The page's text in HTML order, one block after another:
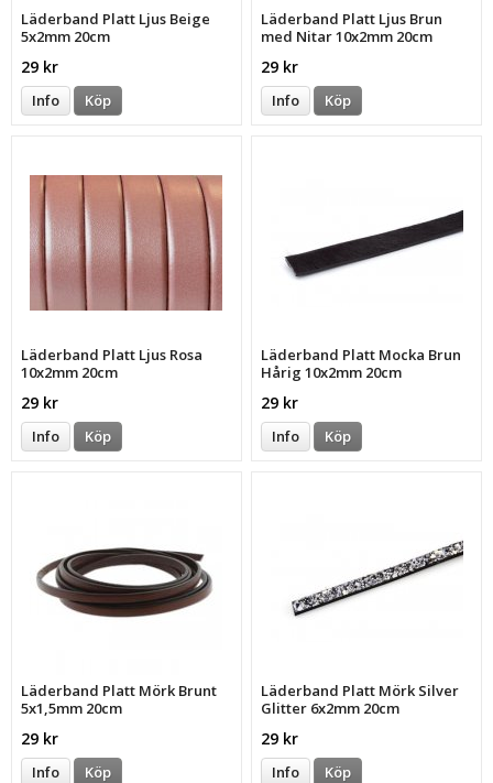
Läderband Platt Ljus Beige
5x2mm 20cm
29 kr
Info Köp
Läderband Platt Ljus Brun
med Nitar 10x2mm 20cm
29 kr
Info Köp
Läderband Platt Ljus Rosa
10x2mm 20cm
29 kr
Info Köp
Läderband Platt Mocka Brun
Hårig 10x2mm 20cm
29 kr
Info Köp
Läderband Platt Mörk Brunt
5x1,5mm 20cm
29 kr
Info Köp
Läderband Platt Mörk Silver
Glitter 6x2mm 20cm
29 kr
Info Köp